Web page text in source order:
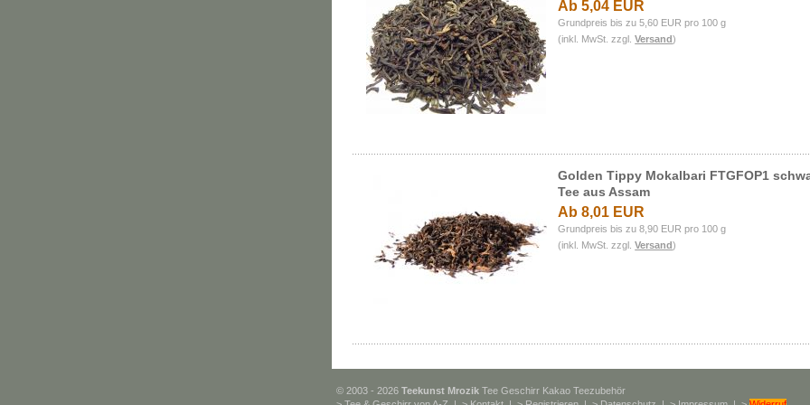
Ab 5,04 EUR
Grundpreis bis zu 5,60 EUR pro 100 g
(inkl. MwSt. zzgl.Versand)
Golden Tippy Mokalbari FTGFOP1
Tee aus Assam
Ab 8,01 EUR
Grundpreis bis zu 8,90 EUR pro 100 g
(inkl. MwSt. zzgl.Versand)
© 2003 - 2026 Teekunst Mrozik Tee Geschirr Kakao Teezubehör